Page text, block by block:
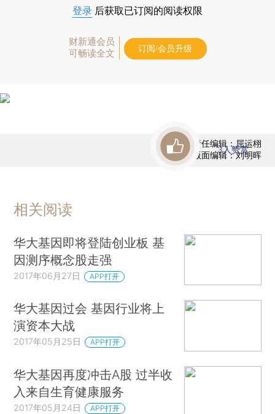
登录 后获取已订阅的阅读权限
财新通会员
可畅读全文
订阅/会员升级
责任编辑：屈运栩
版面编辑：刘明晖
3人赞赏
相关阅读
华大基因即将登陆创业板 基
因测序概念股走强
2017年06月27日 APP打开
华大基因过会 基因行业将上
演资本大战
2017年05月25日 APP打开
华大基因再度冲击A股 过半收
入来自生育健康服务
2017年05月24日 APP打开